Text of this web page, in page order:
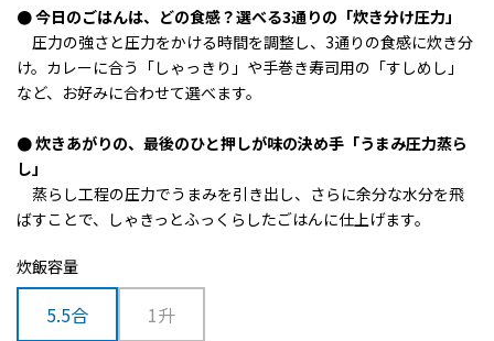
● 今日のごはんは、どの食感？選べる3通りの「炊き分け圧力」
圧力の強さと圧力をかける時間を調整し、3通りの食感に炊き分
け。カレーに合う「しゃっきり」や手巻き寿司用の「すしめし」
など、お好みに合わせて選べます。
● 炊きあがりの、最後のひと押しが味の決め手「うまみ圧力蒸ら
し」
蒸らし工程の圧力でうまみを引き出し、さらに余分な水分を飛
ばすことで、しゃきっとふっくらしたごはんに仕上げます。
炊飯容量
5.5合 1升